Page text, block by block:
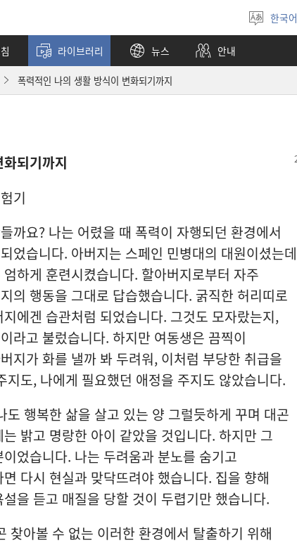
언어
선택
한국어
라이브러리 뉴스 안내
폭력적인 나의 생활 방식이 변화되기까지
되기까지
기
까요? 나는 어렸을 때 폭력이 자행되던 환경에서
었습니다. 아버지는 스페인 민병대의 대원이셨는데
하게 훈련시켰습니다. 할아버지로부터 자주
의 행동을 그대로 답습했습니다. 굵직한 허리띠로
에겐 습관처럼 되었습니다. 그것도 모자랐는지,
라고 불렀습니다. 하지만 여동생은 끔찍이
지가 화를 낼까 봐 두려워, 이처럼 부당한 취급을
지도, 나에게 필요했던 애정을 주지도 않았습니다.
도 행복한 삶을 살고 있는 양 그럴듯하게 꾸며 대곤
밝고 명랑한 아이 같았을 것입니다. 하지만 그
었습니다. 나는 두려움과 분노를 숨기고
다시 현실과 맞닥뜨려야 했습니다. 집을 향해
을 듣고 매질을 당할 것이 두렵기만 했습니다.
찾아볼 수 없는 이러한 환경에서 탈출하기 위해